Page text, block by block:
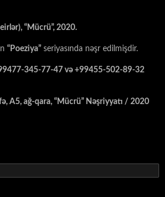
“Mücrü”, 2020.
“Poeziya” seriyasında nəşr edilmişdir.
345-77-47 və +99455-502-89-32
A5, ağ-qara, “Mücrü” Nəşriyyatı / 2020